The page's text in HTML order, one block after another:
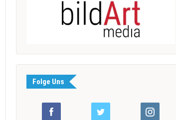
Folge Uns